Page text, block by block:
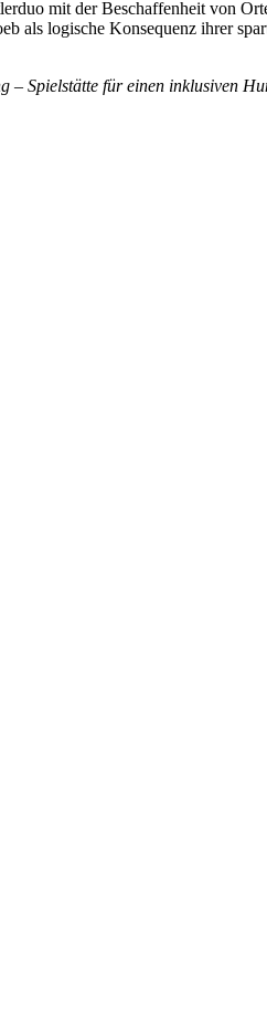
mit der Beschaffenheit von
als logische Konsequenz ihrer
– Spielstätte für einen inklusiven